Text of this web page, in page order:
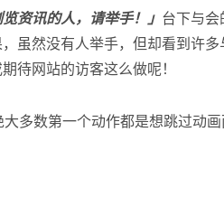
资讯的人，请举手！」 台下与会
虽然没有人举手，但却看到许
待网站的访客这么做呢！
多数第一个动作都是想跳过动画